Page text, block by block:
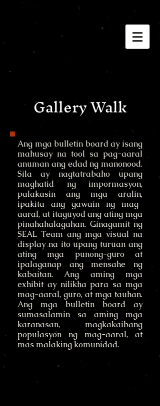
Gallery Walk
Ang mga bulletin board ay isang
mahusay na tool sa pag-aaral
anuman ang edad ng manonood.
Sila ay nagtatrabaho upang
maghatid ng impormasyon,
palakasin ang mga aralin,
ipakita ang gawain ng mag-
aaral, at itaguyod ang ating mga
pinahahalagahan. Ginagamit ng
SEAL Team ang mga visual na
display na ito upang turuan ang
ating mga punong-guro at
ipalaganap ang mensahe ng
kabaitan. Ang aming mga
exhibit ay nilikha para sa mga
mag-aaral, guro, at mga tauhan.
Ang mga bulletin board ay
sumasalamin sa aming mga
karanasan, magkakaibang
populasyon ng mag-aaral, at
mas malaking komunidad.